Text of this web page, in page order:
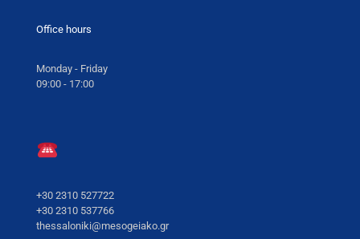
Office hours
Monday - Friday
09:00 - 17:00
+30 2310 527722
+30 2310 537766
thessaloniki@mesogeiako.gr